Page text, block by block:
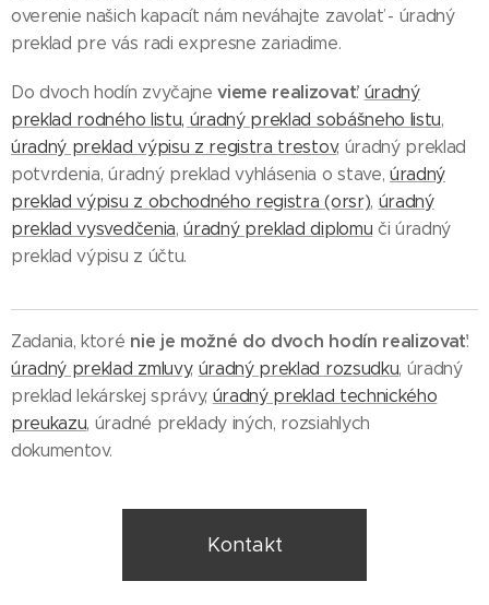
overenie našich kapacít nám neváhajte zavolať - úradný
preklad pre vás radi expresne zariadime.
Do dvoch hodín zvyčajnevieme realizovať: úradný
preklad rodného listu, úradný preklad sobášneho listu,
úradný preklad výpisu z registra trestov, úradný preklad
potvrdenia, úradný preklad vyhlásenia o stave, úradný
preklad výpisu z obchodného registra (orsr), úradný
preklad vysvedčenia,úradný preklad diplomu či úradný
preklad výpisu z účtu.
Zadania, ktoré nie je možné do dvoch hodín realizovať:
úradný preklad zmluvy, úradný preklad rozsudku, úradný
preklad lekárskej správy, úradný preklad technického
preukazu, úradné preklady iných, rozsiahlych
dokumentov.
Kontakt